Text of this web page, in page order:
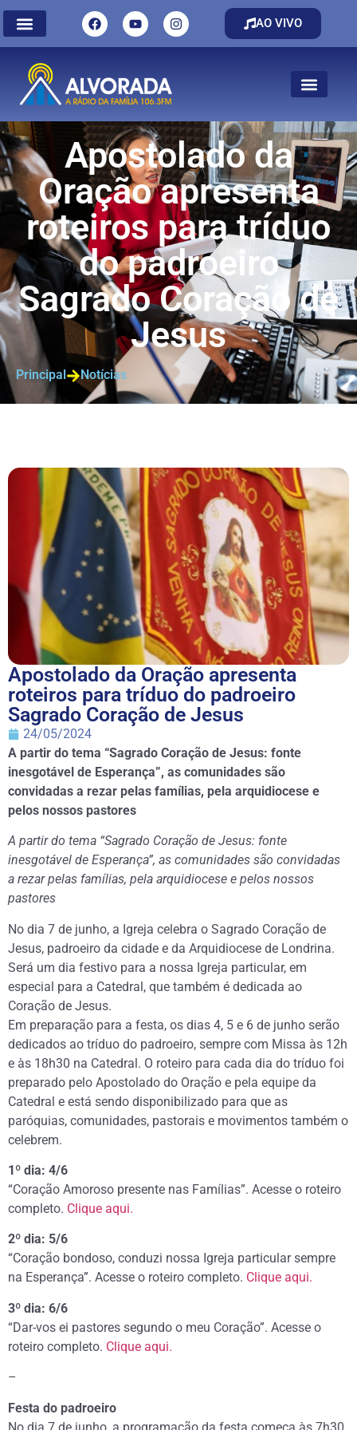
AO VIVO
Apostolado da
Oração apresenta
roteiros para tríduo
do padroeiro
Sagrado Coração de
Jesus
Principal Notícias
Apostolado da Oração apresenta
roteiros para tríduo do padroeiro
Sagrado Coração de Jesus
24/05/2024
A partir do tema “Sagrado Coração de Jesus: fonte
inesgotável de Esperança”, as comunidades são
convidadas a rezar pelas famílias, pela arquidiocese e
pelos nossos pastores
A partir do tema “Sagrado Coração de Jesus: fonte
inesgotável de Esperança”, as comunidades são convidadas
a rezar pelas famílias, pela arquidiocese e pelos nossos
pastores
No dia 7 de junho, a Igreja celebra o Sagrado Coração de
Jesus, padroeiro da cidade e da Arquidiocese de Londrina.
Será um dia festivo para a nossa Igreja particular, em
especial para a Catedral, que também é dedicada ao
Coração de Jesus.
Em preparação para a festa, os dias 4, 5 e 6 de junho serão
dedicados ao tríduo do padroeiro, sempre com Missa às 12h
e às 18h30 na Catedral. O roteiro para cada dia do tríduo foi
preparado pelo Apostolado do Oração e pela equipe da
Catedral e está sendo disponibilizado para que as
paróquias, comunidades, pastorais e movimentos também o
celebrem.
1º dia: 4/6
“Coração Amoroso presente nas Famílias”. Acesse o roteiro
completo. Clique aqui.
2º dia: 5/6
“Coração bondoso, conduzi nossa Igreja particular sempre
na Esperança”. Acesse o roteiro completo. Clique aqui.
3º dia: 6/6
“Dar-vos ei pastores segundo o meu Coração”. Acesse o
roteiro completo. Clique aqui.
–
Festa do padroeiro
No dia 7 de junho, a programação da festa começa às 7h30